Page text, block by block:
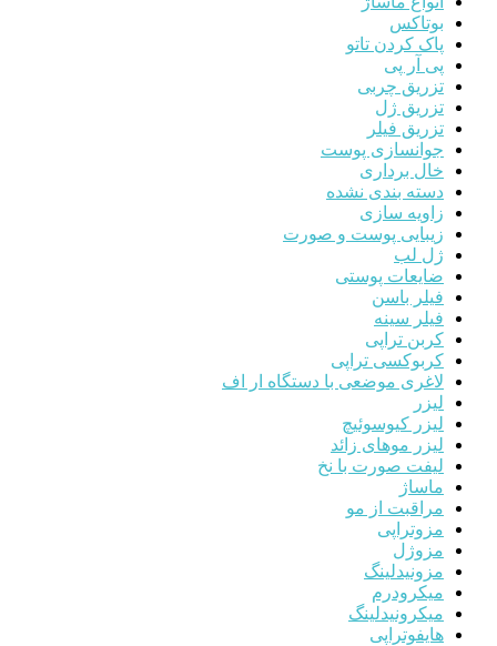
بوتاکس
پاک کردن تاتو
پی آر پی
تزریق چربی
تزریق ژل
تزریق فیلر
جوانسازی پوست
خال برداری
دسته بندی نشده
زاویه سازی
زیبایی پوست و صورت
ژل لب
ضایعات پوستی
فیلر باسن
فیلر سینه
کربن تراپی
کربوکسی تراپی
لاغری موضعی با دستگاه ار اف
لیزر
لیزر کیوسوئیچ
لیزر موهای زائد
لیفت صورت با نخ
ماساژ
مراقبت از مو
مزوتراپی
مزوژل
مزونیدلینگ
میکرودرم
میکرونیدلینگ
هایفوتراپی